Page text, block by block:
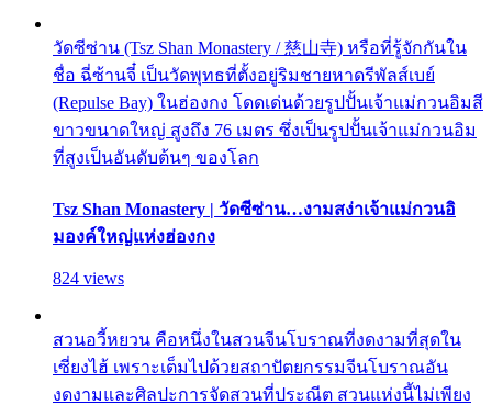
วัดซีซ่าน (Tsz Shan Monastery / 慈山寺) หรือที่รู้จักกันใน
ชื่อ ฉี่ซ้านจี๋ เป็นวัดพุทธที่ตั้งอยู่ริมชายหาดรีพัลส์เบย์
(Repulse Bay) ในฮ่องกง โดดเด่นด้วยรูปปั้นเจ้าแม่กวนอิมสี
ขาวขนาดใหญ่ สูงถึง 76 เมตร ซึ่งเป็นรูปปั้นเจ้าแม่กวนอิม
ที่สูงเป็นอันดับต้นๆ ของโลก
Tsz Shan Monastery | วัดซีซ่าน…งามสง่าเจ้าแม่กวนอิ
มองค์ใหญ่แห่งฮ่องกง
824 views
สวนอวี้หยวน คือหนึ่งในสวนจีนโบราณที่งดงามที่สุดใน
เซี่ยงไฮ้ เพราะเต็มไปด้วยสถาปัตยกรรมจีนโบราณอัน
งดงามและศิลปะการจัดสวนที่ประณีต สวนแห่งนี้ไม่เพียง